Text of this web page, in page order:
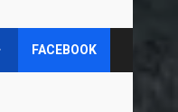
FACEBOOK